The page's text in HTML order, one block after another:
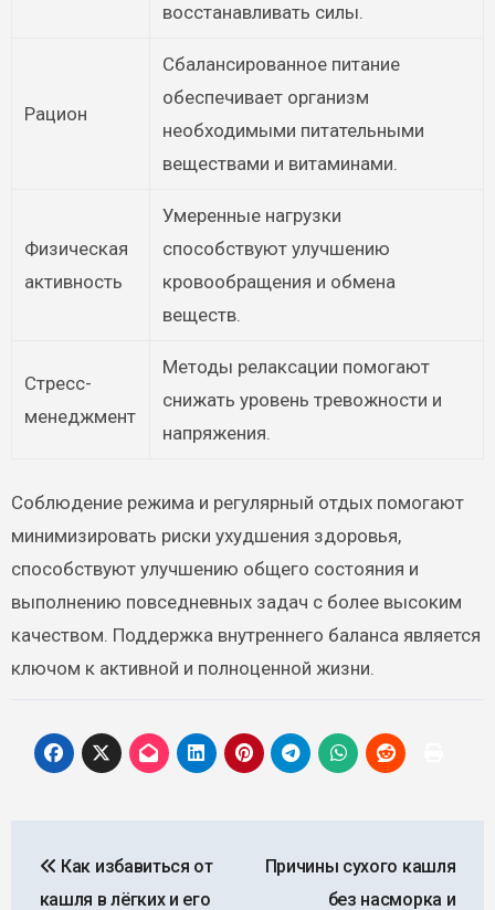
восстанавливать силы.
Рацион
Сбалансированное питание
обеспечивает организм
необходимыми питательными
веществами и витаминами.
Физическая
активность
Умеренные нагрузки
способствуют улучшению
кровообращения и обмена
веществ.
Стресс-
менеджмент
Методы релаксации помогают
снижать уровень тревожности и
напряжения.
Соблюдение режима и регулярный отдых помогают
минимизировать риски ухудшения здоровья,
способствуют улучшению общего состояния и
выполнению повседневных задач с более высоким
качеством. Поддержка внутреннего баланса является
ключом к активной и полноценной жизни.
по Как избавиться от
кашля в лёгких и его
Причины сухого кашля
без насморка и